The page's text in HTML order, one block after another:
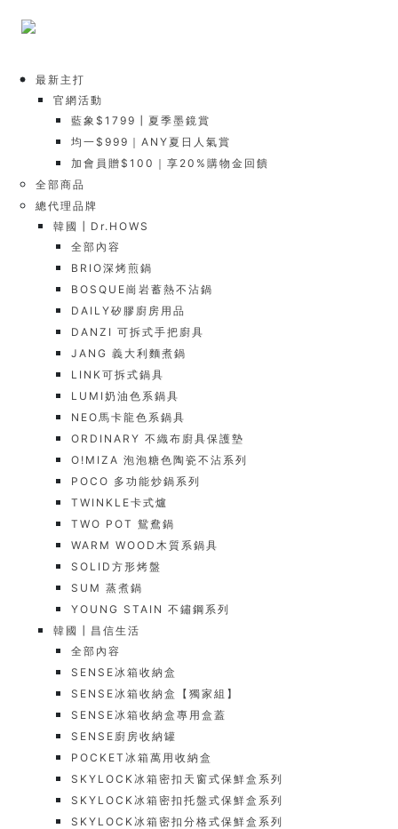
最新主打
官網活動
藍象$1799┃夏季墨鏡賞
均一$999｜ANY夏日人氣賞
加會員贈$100｜享20%購物金回饋
全部商品
總代理品牌
韓國┃Dr.HOWS
全部內容
BRIO深烤煎鍋
BOSQUE崗岩蓄熱不沾鍋
DAILY矽膠廚房用品
DANZI 可拆式手把廚具
JANG 義大利麵煮鍋
LINK可拆式鍋具
LUMI奶油色系鍋具
NEO馬卡龍色系鍋具
ORDINARY 不織布廚具保護墊
O!MIZA 泡泡糖色陶瓷不沾系列
POCO 多功能炒鍋系列
TWINKLE卡式爐
TWO POT 鴛鴦鍋
WARM WOOD木質系鍋具
SOLID方形烤盤
SUM 蒸煮鍋
YOUNG STAIN 不鏽鋼系列
韓國┃昌信生活
全部內容
SENSE冰箱收納盒
SENSE冰箱收納盒【獨家組】
SENSE冰箱收納盒專用盒蓋
SENSE廚房收納罐
POCKET冰箱萬用收納盒
SKYLOCK冰箱密扣天窗式保鮮盒系列
SKYLOCK冰箱密扣托盤式保鮮盒系列
SKYLOCK冰箱密扣分格式保鮮盒系列